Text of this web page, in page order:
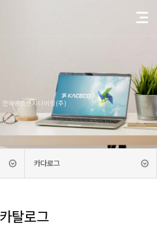
국공조엔지니어링(주)
카다로그
카탈로그